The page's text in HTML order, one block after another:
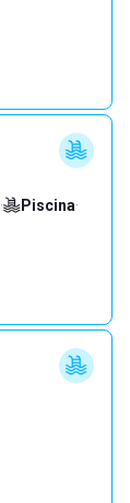
· Piscina·